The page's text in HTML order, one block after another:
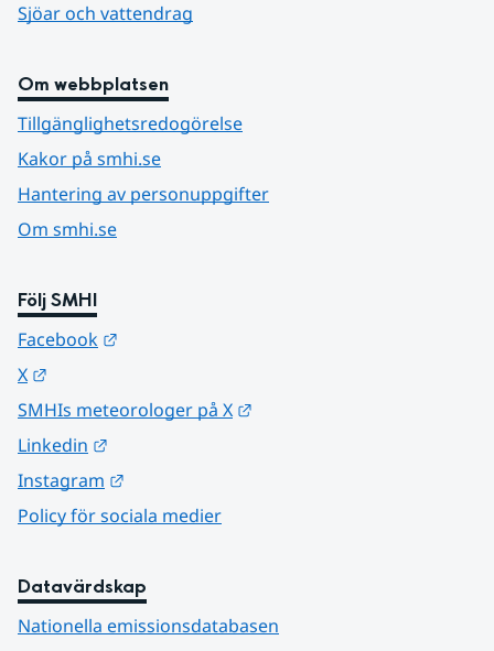
Sjöar och vattendrag
Om webbplatsen
Tillgänglighetsredogörelse
Kakor på smhi.se
Hantering av personuppgifter
Om smhi.se
Följ SMHI
Facebook
X
SMHIs meteorologer på X
Linkedin
Instagram
Policy för sociala medier
Datavärdskap
Nationella emissionsdatabasen